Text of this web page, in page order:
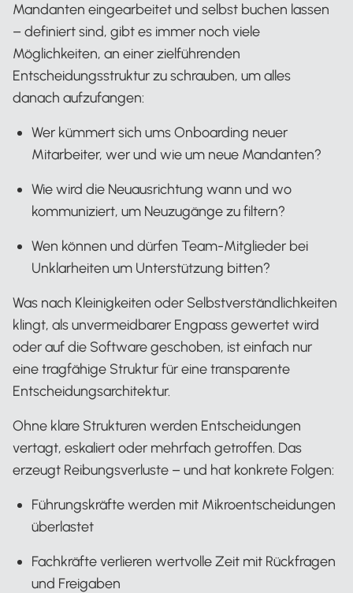
Mandanten eingearbeitet und selbst buchen lassen
– definiert sind, gibt es immer noch viele
Möglichkeiten, an einer zielführenden
Entscheidungsstruktur zu schrauben, um alles
danach aufzufangen:
Wer kümmert sich ums Onboarding neuer
Mitarbeiter, wer und wie um neue Mandanten?
Wie wird die Neuausrichtung wann und wo
kommuniziert, um Neuzugänge zu filtern?
Wen können und dürfen Team-Mitglieder bei
Unklarheiten um Unterstützung bitten?
Was nach Kleinigkeiten oder Selbstverständlichkeiten
klingt, als unvermeidbarer Engpass gewertet wird
oder auf die Software geschoben, ist einfach nur
eine tragfähige Struktur für eine transparente
Entscheidungsarchitektur.
Ohne klare Strukturen werden Entscheidungen
vertagt, eskaliert oder mehrfach getroffen. Das
erzeugt Reibungsverluste – und hat konkrete Folgen:
Führungskräfte werden mit Mikroentscheidungen
überlastet
Fachkräfte verlieren wertvolle Zeit mit Rückfragen
und Freigaben